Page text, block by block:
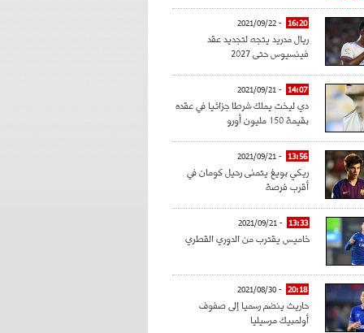
16:20
- 2021/09/22
ريال مدريد يتجه لتجديد عقد
فينسيوس حتى 2027
14:07
- 2021/09/21
دي ليخت يملك شرطا جزائيا في عقده
بقيمة 150 مليون أورو
13:56
- 2021/09/21
ريكي بويغ يتمنى رحيل كومان في
أقرب فرصة
13:33
- 2021/09/21
خاميس يقترب من الدوري القطري
20:18
- 2021/08/30
حاريث ينضم رسميا إلى صفوف
أولمبيك مرسيليا